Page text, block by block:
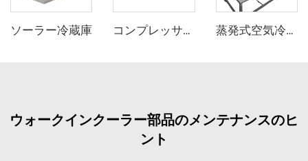
ソーラー冷蔵庫 コンプレッサー機器 蒸発式空気冷却器
ウォークインクーラー部品のメンテナンスのヒ
ント